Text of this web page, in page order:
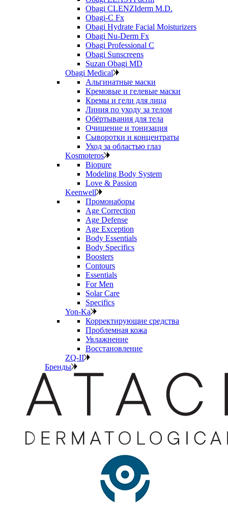
Obagi CLENZIderm M.D.
Obagi-C Fx
Obagi Hydrate Facial Moisturizers
Obagi Nu-Derm Fx
Obagi Professional C
Obagi Sunscreens
Suzan Obagi MD
Obagi Medical
Альгинатные маски
Кремовые и гелевые маски
Кремы и гели для лица
Линия по уходу за телом
Обёртывания для тела
Очищение и тонизация
Сыворотки и концентраты
Уход за областью глаз
Kosmoteros
Biopure
Modeling Body System
Love & Passion
Keenwell
Промонаборы
Age Correction
Age Defense
Age Exception
Body Essentials
Body Specifics
Boosters
Contours
Essentials
For Men
Solar Care
Specifics
Yon-Ka
Корректирующие средства
Проблемная кожа
Увлажнение
Восстановление
ZQ-II
Бренды